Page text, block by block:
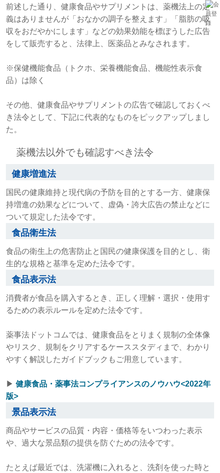
前述した通り、健康食品やサプリメントは、薬機法上の定
義はありませんが「おなかの調子を整えます」「脂肪の吸
収をおだやかにします」などの効果効能を標ぼうした広告
をして販売すると、法律上、医薬品とみなされます。
※保健機能食品（トクホ、栄養機能食品、機能性表示食
品）は除く
その他、健康食品やサプリメントの広告で確認しておくべ
き法令として、下記に代表的なものをピックアップしまし
た。
薬機法以外でも確認すべき法令
健康増進法
国民の健康維持と現代病の予防を目的とする一方、健康保
持増進の効果などについて、虚偽・誇大広告の禁止などに
ついて規定した法令です。
食品衛生法
食品の衛生上の危害防止と国民の健康保護を目的とし、衛
生的な規格と基準を定めた法令です。
食品表示法
消費者が食品を購入するとき、正しく理解・選択・使用す
るための表示ルールを定めた法令です。
薬事法ドットコムでは、健康食品をとりまく規制の全体像
やリスク、規制をクリアするケーススタディまで、わかり
やすく解説したガイドブックもご用意しています。
▶︎ 健康食品・薬事法コンプライアンスのノウハウ<2022年
版>
景品表示法
商品やサービスの品質・内容・価格等をいつわった表示
や、過大な景品類の提供を防ぐための法令です。
たとえば最近では、洗濯機に入れると、洗剤を使った時と